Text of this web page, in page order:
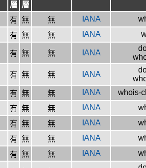
層 層
有 無 無 IANA
有 無 無 IANA
有 無 無 IANA
有 無 無 IANA
有 無 無 IANA
whois-
有 無 無 IANA
有 無 無 IANA
有 無 無 IANA
有 無 無 IANA